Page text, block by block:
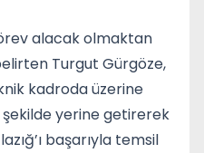
alacak olmaktan
Turgut Gürgöze,
kadroda üzerine
yerine getirerek
başarıyla temsil